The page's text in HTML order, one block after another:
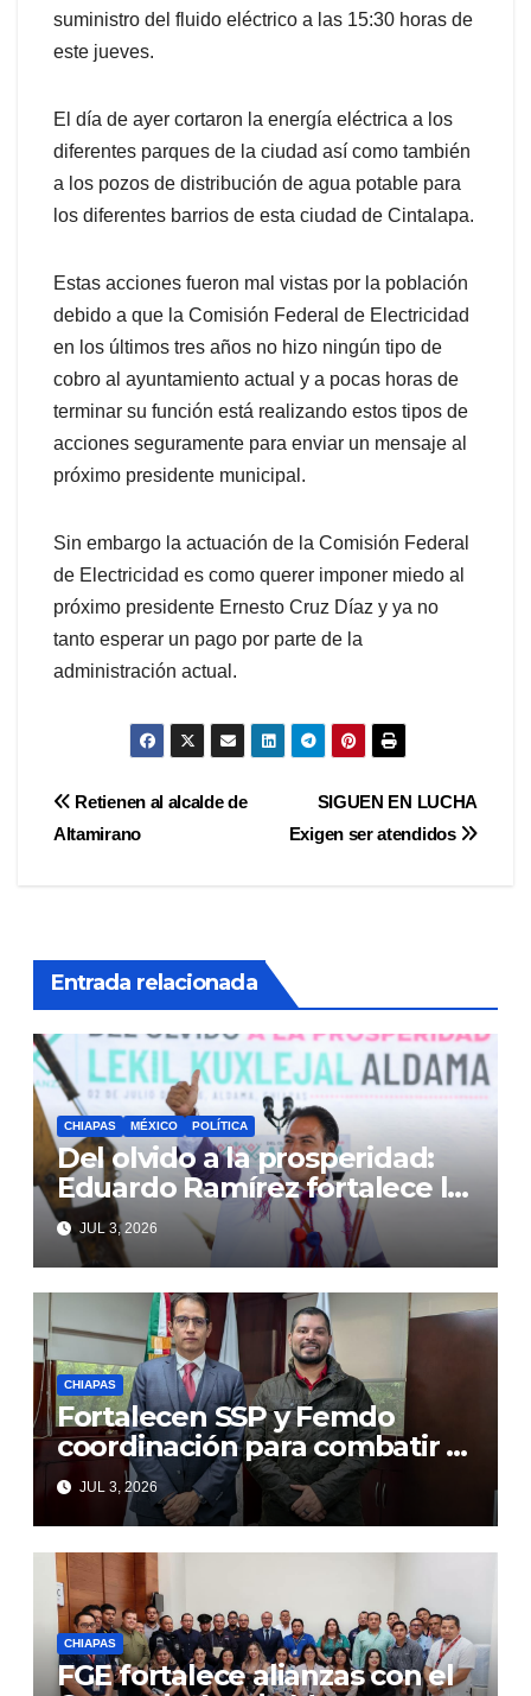
suministro del fluido eléctrico a las 15:30 horas de
este jueves.
El día de ayer cortaron la energía eléctrica a los
diferentes parques de la ciudad así como también
a los pozos de distribución de agua potable para
los diferentes barrios de esta ciudad de Cintalapa.
Estas acciones fueron mal vistas por la población
debido a que la Comisión Federal de Electricidad
en los últimos tres años no hizo ningún tipo de
cobro al ayuntamiento actual y a pocas horas de
terminar su función está realizando estos tipos de
acciones seguramente para enviar un mensaje al
próximo presidente municipal.
Sin embargo la actuación de la Comisión Federal
de Electricidad es como querer imponer miedo al
próximo presidente Ernesto Cruz Díaz y ya no
tanto esperar un pago por parte de la
administración actual.
Navegación
SIGUEN EN LUCHA
Exigen ser atendidos
Retienen al alcalde de
Altamirano
Entrada relacionada
CHIAPAS MÉXICO POLÍTICA
Del olvido a la prosperidad:
Eduardo Ramírez fortalece la
transformación de Aldama
con inversión histórica
JUL 3, 2026
CHIAPAS
Fortalecen SSP y Femdo
coordinación para combatir la
delincuencia organizada
JUL 3, 2026
CHIAPAS
FGE fortalece alianzas con el